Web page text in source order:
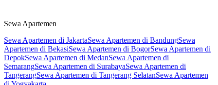
Sewa Apartemen
Sewa Apartemen di JakartaSewa Apartemen di BandungSewa
Apartemen di BekasiSewa Apartemen di BogorSewa Apartemen di
DepokSewa Apartemen di MedanSewa Apartemen di
SemarangSewa Apartemen di SurabayaSewa Apartemen di
TangerangSewa Apartemen di Tangerang SelatanSewa Apartemen